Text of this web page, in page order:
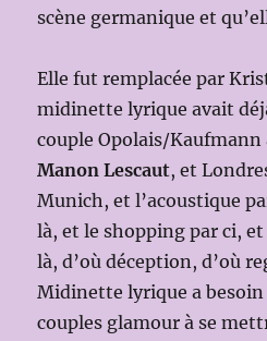
scène germanique et
Elle fut remplacée par
midinette lyrique avait
couple Opolais/Kaufmann
Manon Lescaut, et
Munich, et l’acoustique
là, et le shopping par ci,
là, d’où déception, d’où
Midinette lyrique a besoin
couples glamour à se